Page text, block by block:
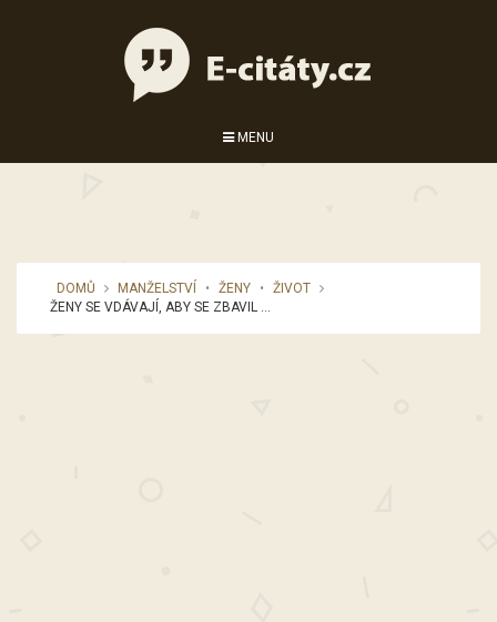
MENU
DOMŮ MANŽELSTVÍ • ŽENY •
ŽIVOT
ŽENY SE VDÁVAJÍ, ABY SE ZBAVIL ...